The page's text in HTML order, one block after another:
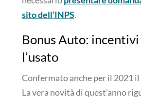
sito dell’INPS.
Bonus Auto:
l’usato
Confermato anche per il 2021 il
La vera novità di quest’anno